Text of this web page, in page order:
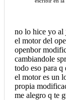
no lo hice yo al
el motor del
openbor
cambiandole
todo eso para
el motor es un
propia
me alegro q te